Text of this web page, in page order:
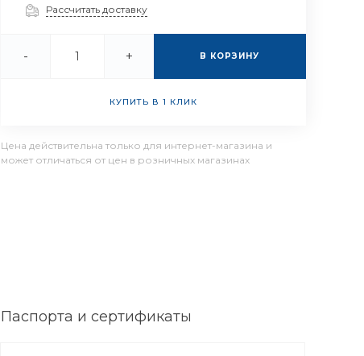
Рассчитать доставку
- + В КОРЗИНУ
КУПИТЬ В 1 КЛИК
Цена действительна только для интернет-магазина и
может отличаться от цен в розничных магазинах
Паспорта и сертификаты